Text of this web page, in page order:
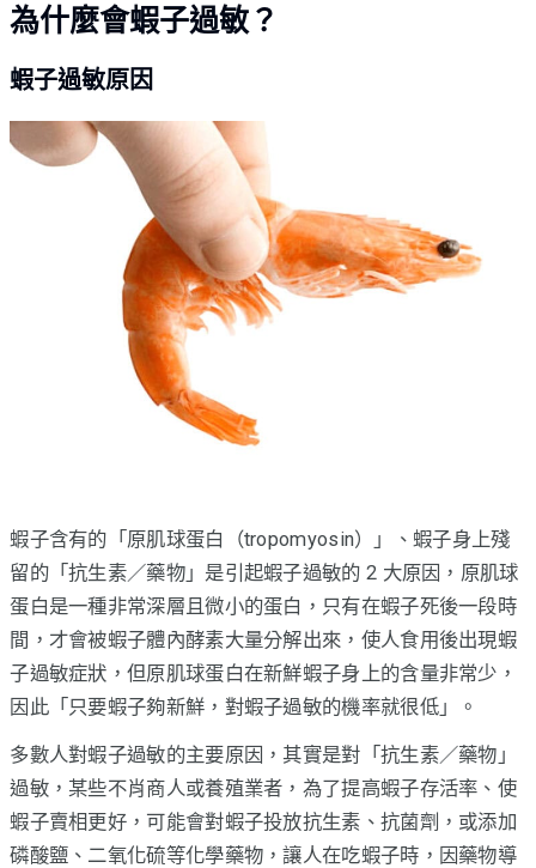
為什麼會蝦子過敏？
蝦子過敏原因
蝦子含有的「原肌球蛋白（tropomyosin）」、蝦子身上殘
留的「抗生素／藥物」是引起蝦子過敏的 2 大原因，原肌球
蛋白是一種非常深層且微小的蛋白，只有在蝦子死後一段時
間，才會被蝦子體內酵素大量分解出來，使人食用後出現蝦
子過敏症狀，但原肌球蛋白在新鮮蝦子身上的含量非常少，
因此「只要蝦子夠新鮮，對蝦子過敏的機率就很低」。
多數人對蝦子過敏的主要原因，其實是對「抗生素／藥物」
過敏，某些不肖商人或養殖業者，為了提高蝦子存活率、使
蝦子賣相更好，可能會對蝦子投放抗生素、抗菌劑，或添加
磷酸鹽、二氧化硫等化學藥物，讓人在吃蝦子時，因藥物導